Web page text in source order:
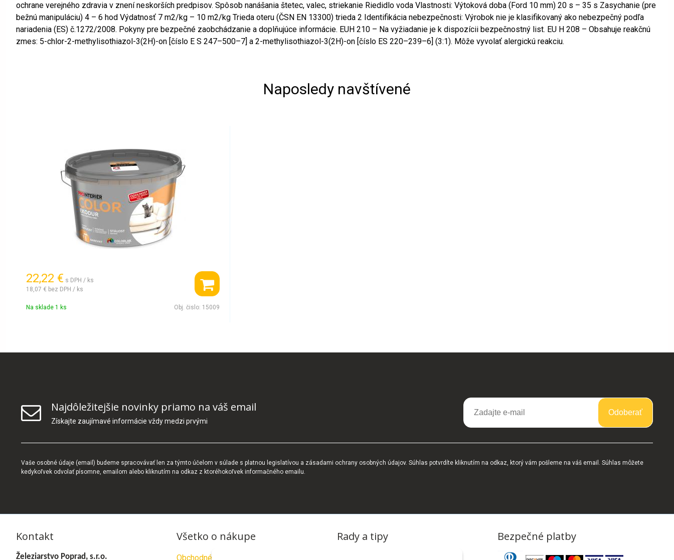
ochrane verejného zdravia v znení neskorších predpisov. Spôsob nanášania štetec, valec, striekanie Riedidlo voda Vlastnosti: Výtoková doba (Ford 10 mm) 20 s – 35 s Zasychanie (pre
bežnú manipuláciu) 4 – 6 hod Výdatnosť 7 m2/kg – 10 m2/kg Trieda oteru (ČSN EN 13300) trieda 2 Identifikácia nebezpečnosti: Výrobok nie je klasifikovaný ako nebezpečný podľa
nariadenia (ES) č.1272/2008. Pokyny pre bezpečné zaobchádzanie a doplňujúce informácie. EUH 210 – Na vyžiadanie je k dispozícii bezpečnostný list. EU H 208 – Obsahuje reakčnú
zmes: 5-chlor-2-methylisothiazol-3(2H)-on [číslo E S 247–500–7] a 2-methylisothiazol-3(2H)-on [číslo ES 220–239–6] (3:1). Môže vyvolať alergickú reakciu.
Naposledy navštívené
22,22 € s DPH / ks
18,07 € bez DPH / ks
Na sklade 1 ks Obj. čislo: 15009
Najdôležitejšie novinky priamo na váš email
Získajte zaujímavé informácie vždy medzi prvými
Odoberať
Vaše osobné údaje (email) budeme spracovávať len za týmto účelom v súlade s platnou legislatívou a zásadami ochrany osobných údajov. Súhlas potvrdíte kliknutím na odkaz, ktorý vám pošleme na váš email. Súhlas môžete
kedykoľvek odvolať písomne, emailom alebo kliknutím na odkaz z ktoréhokoľvek informačného emailu.
Kontakt
Železiarstvo Poprad, s.r.o.
Všetko o nákupe
Obchodné podmienky
Rady a tipy Bezpečné platby